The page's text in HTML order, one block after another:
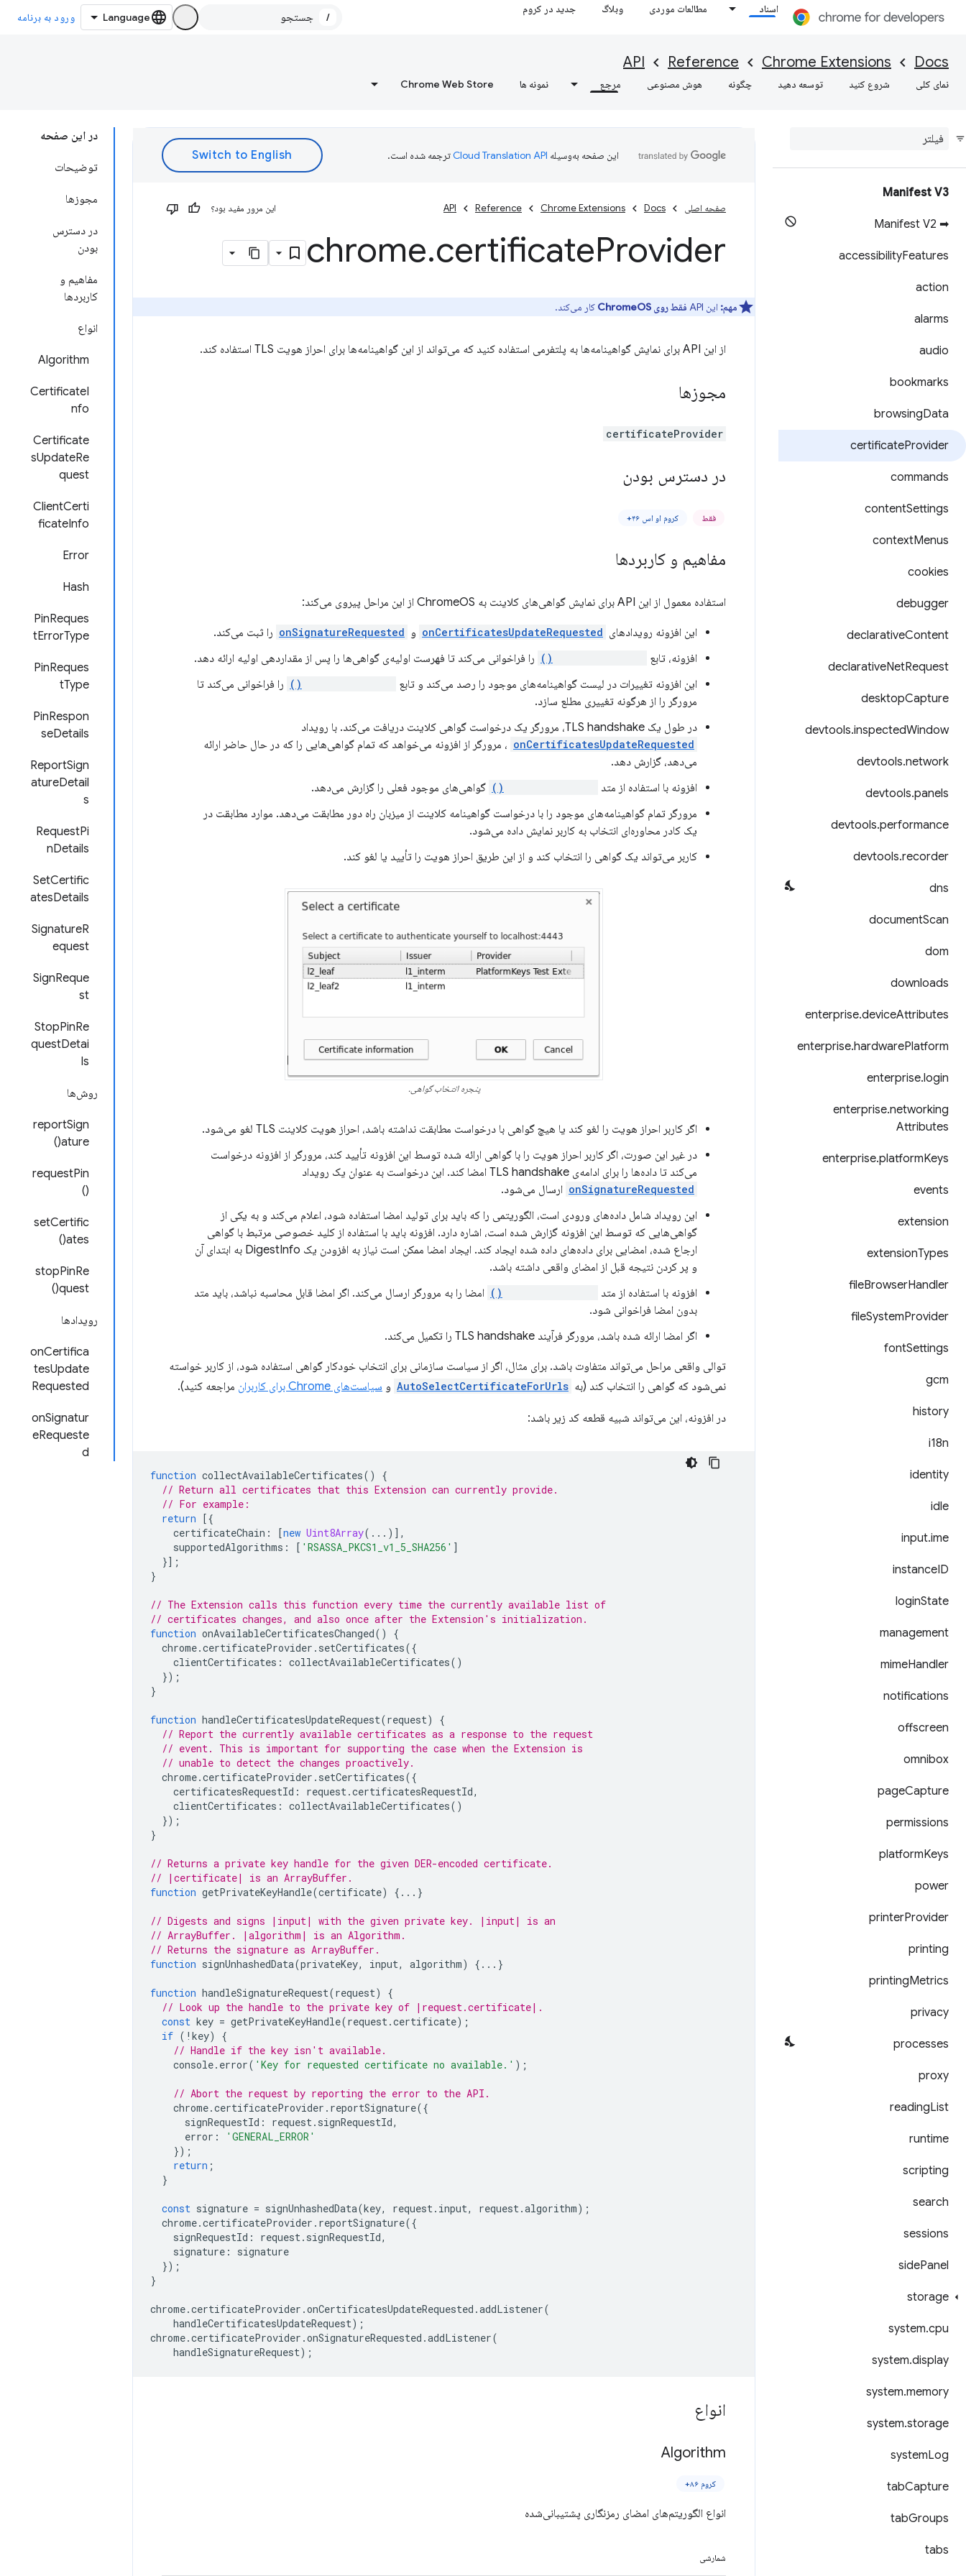
اسناد مطالعات موردی وبلاگ جدید در کروم
/ ورود به برنامه
Docs
Chrome Extensions
Reference
API
نمای کلی شروع کنید توسعه دهید چگونه هوش مصنوعی مرجع نمونه ها Chrome Web Store
Manifest V3
➡ Manifest V2
accessibilityFeatures
action
alarms
audio
bookmarks
browsingData
certificateProvider
commands
contentSettings
contextMenus
cookies
debugger
declarativeContent
declarativeNetRequest
desktopCapture
devtools.inspectedWindow
devtools.network
devtools.panels
devtools.performance
devtools.recorder
dns
documentScan
dom
downloads
enterprise.deviceAttributes
enterprise.hardwarePlatform
enterprise.login
enterprise.networking
Attributes
enterprise.platformKeys
events
extension
extensionTypes
fileBrowserHandler
fileSystemProvider
fontSettings
gcm
history
i18n
identity
idle
input.ime
instanceID
loginState
management
mimeHandler
notifications
offscreen
omnibox
pageCapture
permissions
platformKeys
power
printerProvider
printing
printingMetrics
privacy
processes
proxy
readingList
runtime
scripting
search
sessions
sidePanel
storage
system.cpu
system.display
system.memory
system.storage
systemLog
tabCapture
tabGroups
tabs
در این صفحه
توضیحات
مجوزها
در دسترس
بودن
مفاهیم و
کاربردها
انواع
Algorithm
CertificateI
nfo
Certificate
sUpdateRe
quest
ClientCerti
ficateInfo
Error
Hash
PinReques
tErrorType
PinReques
tType
PinRespon
seDetails
ReportSign
atureDetail
s
RequestPi
nDetails
SetCertific
atesDetails
SignatureR
equest
SignReque
st
StopPinRe
questDetai
ls
روش‌ها
reportSign
ature()
requestPin
()
setCertific
ates()
stopPinRe
quest()
رویدادها
onCertifica
tesUpdate
Requested
onSignatur
eRequeste
d
این صفحه به‌وسیله ترجمه شده است.
صفحه اصلی Docs
Chrome Extensions
Reference
API این مرور مفید بود؟
chrome.certificateProvider
مهم: این API فقط روی ChromeOS کار می‌کند.
از این API برای نمایش گواهینامه‌ها به پلتفرمی استفاده کنید که می‌تواند از این گواهینامه‌ها برای احراز هویت TLS استفاده کند.
مجوزها
certificateProvider
در دسترس بودن
فقط کروم او اس ۴۶+
مفاهیم و کاربردها
استفاده معمول از این API برای نمایش گواهی‌های کلاینت به ChromeOS از این مراحل پیروی می‌کند:
این افزونه رویدادهای onCertificatesUpdateRequested و onSignatureRequested را ثبت می‌کند.
افزونه، تابع
را فراخوانی می‌کند تا فهرست اولیه‌ی گواهی‌ها را پس از مقداردهی اولیه ارائه دهد.
این افزونه تغییرات در لیست گواهینامه‌های موجود را رصد می‌کند و تابع
را فراخوانی می‌کند تا
مرورگر را از هرگونه تغییری مطلع سازد.
در طول یک TLS handshake، مرورگر یک درخواست گواهی کلاینت دریافت می‌کند. با رویداد
onCertificatesUpdateRequested ، مرورگر از افزونه می‌خواهد که تمام گواهی‌هایی را که در حال حاضر ارائه
می‌دهد، گزارش دهد.
افزونه با استفاده از متد
گواهی‌های موجود فعلی را گزارش می‌دهد.
مرورگر تمام گواهینامه‌های موجود را با درخواست گواهینامه کلاینت از میزبان راه دور مطابقت می‌دهد. موارد مطابقت در
یک کادر محاوره‌ای انتخاب به کاربر نمایش داده می‌شود.
کاربر می‌تواند یک گواهی را انتخاب کند و از این طریق احراز هویت را تأیید یا لغو کند.
پنجره انتخاب گواهی.
اگر کاربر احراز هویت را لغو کند یا هیچ گواهی با درخواست مطابقت نداشته باشد، احراز هویت کلاینت TLS لغو می‌شود.
در غیر این صورت، اگر کاربر احراز هویت را با گواهی ارائه شده توسط این افزونه تأیید کند، مرورگر از افزونه درخواست
می‌کند تا داده‌ها را برای ادامه‌ی TLS handshake امضا کند. این درخواست به عنوان یک رویداد
onSignatureRequested ارسال می‌شود.
این رویداد شامل داده‌های ورودی است، الگوریتمی را که باید برای تولید امضا استفاده شود، اعلام می‌کند و به یکی از
گواهی‌هایی که توسط این افزونه گزارش شده است، اشاره دارد. افزونه باید با استفاده از کلید خصوصی مرتبط با گواهی
ارجاع شده، امضایی برای داده‌های داده شده ایجاد کند. ایجاد امضا ممکن است نیاز به افزودن یک DigestInfo به ابتدای آن
و پر کردن نتیجه قبل از امضای واقعی داشته باشد.
افزونه با استفاده از متد
امضا را به مرورگر ارسال می‌کند. اگر امضا قابل محاسبه نباشد، باید متد
بدون امضا فراخوانی شود.
اگر امضا ارائه شده باشد، مرورگر فرآیند TLS handshake را تکمیل می‌کند.
توالی واقعی مراحل می‌تواند متفاوت باشد. برای مثال، اگر از سیاست سازمانی برای انتخاب خودکار گواهی استفاده شود، از کاربر خواسته
نمی‌شود که گواهی را انتخاب کند (به AutoSelectCertificateForUrls و سیاست‌های Chrome برای کاربران مراجعه کنید).
در افزونه، این می‌تواند شبیه قطعه کد زیر باشد:
function collectAvailableCertificates()
{
// Return all certificates that this Extension can currently provide.
// For example:
return
[{
certificateChain : [new Uint8Array(...)],
supportedAlgorithms : [ 'RSASSA_PKCS1_v1_5_SHA256' ]
}];
}
// The Extension calls this function every time the currently available list of
// certificates changes, and also once after the Extension's initialization.
function onAvailableCertificatesChanged()
{
chrome.certificateProvider . setCertificates({
clientCertificates : collectAvailableCertificates()
});
}
function handleCertificatesUpdateRequest(request)
{
// Report the currently available certificates as a response to the request
// event. This is important for supporting the case when the Extension is
// unable to detect the changes proactively.
chrome.certificateProvider . setCertificates({
certificatesRequestId : request.certificatesRequestId,
clientCertificates : collectAvailableCertificates()
});
}
// Returns a private key handle for the given DER-encoded certificate.
// |certificate| is an ArrayBuffer.
function getPrivateKeyHandle(certificate) {...}
// Digests and signs |input| with the given private key. |input| is an
// ArrayBuffer. |algorithm| is an Algorithm.
// Returns the signature as ArrayBuffer.
function signUnhashedData(privateKey, input, algorithm) {...}
function handleSignatureRequest(request)
{
// Look up the handle to the private key of |request.certificate|.
const key = getPrivateKeyHandle(request.certificate);
if ( ! key)
{
// Handle if the key isn't available.
console. error( 'Key for requested certificate no available.' );
// Abort the request by reporting the error to the API.
chrome.certificateProvider . reportSignature({
signRequestId : request. signRequestId,
error :
'GENERAL_ERROR'
});
return ;
}
const signature = signUnhashedData(key, request. input, request.algorithm);
chrome.certificateProvider . reportSignature({
signRequestId : request. signRequestId,
signature :
signature
});
}
chrome.certificateProvider .onCertificatesUpdateRequested .addListener(
handleCertificatesUpdateRequest);
chrome.certificateProvider .onSignatureRequested .addListener(
handleSignatureRequest);
انواع
Algorithm
کروم ۸۶+
انواع الگوریتم‌های امضای رمزنگاری پشتیبانی‌شده
شمارشی